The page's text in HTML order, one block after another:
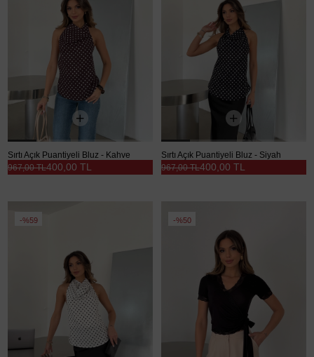
Sırtı Açık Puantiyeli Bluz - Kahve
400,00 TL
967,00 TL
Sırtı Açık Puantiyeli Bluz - Siyah
400,00 TL
967,00 TL
%59 %50